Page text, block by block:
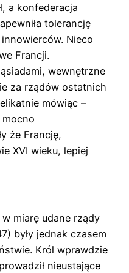
a konfederacja
tolerancję
Nieco
Francji.
wewnętrzne
za rządów ostatnich
mówiąc –
że Francję,
XVI wieku, lepiej
miarę udane rządy
były jednak czasem
Król wprawdzie
nieustające